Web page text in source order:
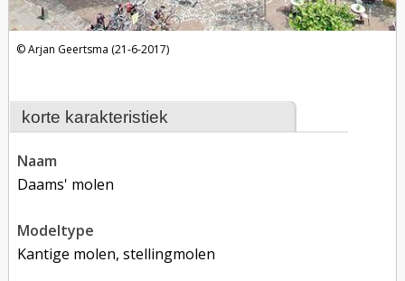
korte karakteristiek
naam
Daams' molen
modeltype
Kantige molen, stellingmolen
Arjan Geertsma (21-6-2017)